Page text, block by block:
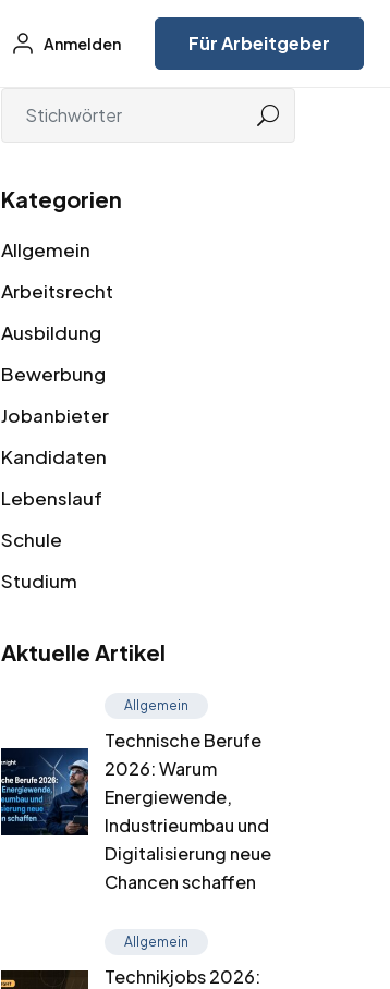
Anmelden Für Arbeitgeber
Kategorien
Allgemein
Arbeitsrecht
Ausbildung
Bewerbung
Jobanbieter
Kandidaten
Lebenslauf
Schule
Studium
Aktuelle Artikel
Allgemein
Technische Berufe
2026: Warum
Energiewende,
Industrieumbau und
Digitalisierung neue
Chancen schaffen
Allgemein
Technikjobs 2026: